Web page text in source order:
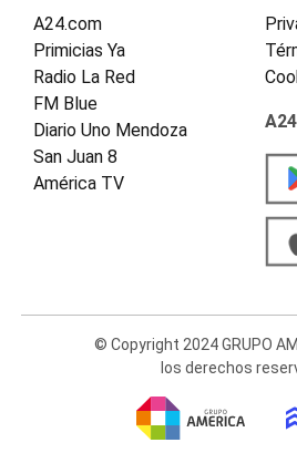
A24.com
Primicias Ya
Radio La Red
FM Blue
Diario Uno Mendoza
San Juan 8
América TV
© Copyright 2024 GRUPO
los derechos